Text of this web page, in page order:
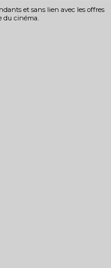
et sans lien avec les offres
du cinéma.